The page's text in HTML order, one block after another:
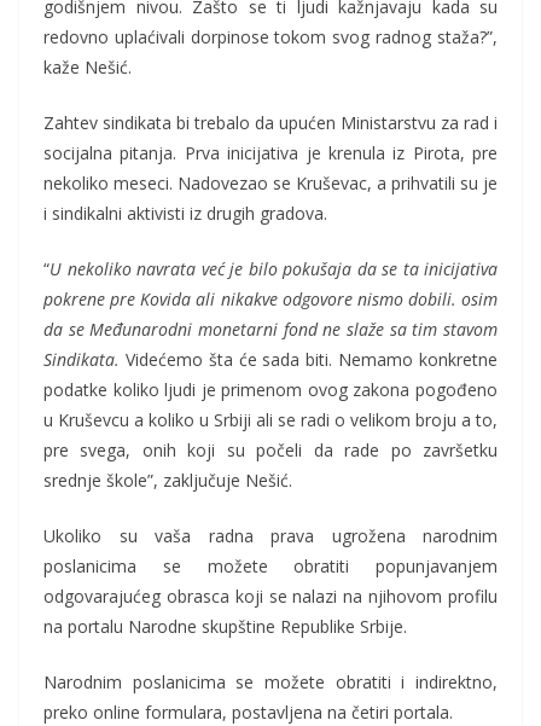
godišnjem nivou. Zašto se ti ljudi kažnjavaju kada su
redovno uplaćivali dorpinose tokom svog radnog staža?”,
kaže Nešić.
Zahtev sindikata bi trebalo da upućen Ministarstvu za rad i
socijalna pitanja. Prva inicijativa je krenula iz Pirota, pre
nekoliko meseci. Nadovezao se Kruševac, a prihvatili su je
i sindikalni aktivisti iz drugih gradova.
“U nekoliko navrata već je bilo pokušaja da se ta inicijativa
pokrene pre Kovida ali nikakve odgovore nismo dobili. osim
da se Međunarodni monetarni fond ne slaže sa tim stavom
Sindikata. Videćemo šta će sada biti. Nemamo konkretne
podatke koliko ljudi je primenom ovog zakona pogođeno
u Kruševcu a koliko u Srbiji ali se radi o velikom broju a to,
pre svega, onih koji su počeli da rade po završetku
srednje škole”, zaključuje Nešić.
Ukoliko su vaša radna prava ugrožena narodnim
poslanicima se možete obratiti popunjavanjem
odgovarajućeg obrasca koji se nalazi na njihovom profilu
na portalu Narodne skupštine Republike Srbije.
Narodnim poslanicima se možete obratiti i indirektno,
preko online formulara, postavljena na četiri portala.